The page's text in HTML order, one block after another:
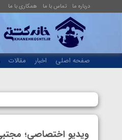
درباره ما تماس با ما همکاری با ما
صفحه اصلی اخبار مقالات
ویدیو اختصاصی؛